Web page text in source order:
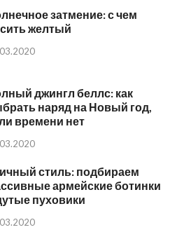
затмение: с чем
желтый
джингл беллс: как
наряд на Новый год,
времени нет
стиль: подбираем
армейские ботинки
пуховики